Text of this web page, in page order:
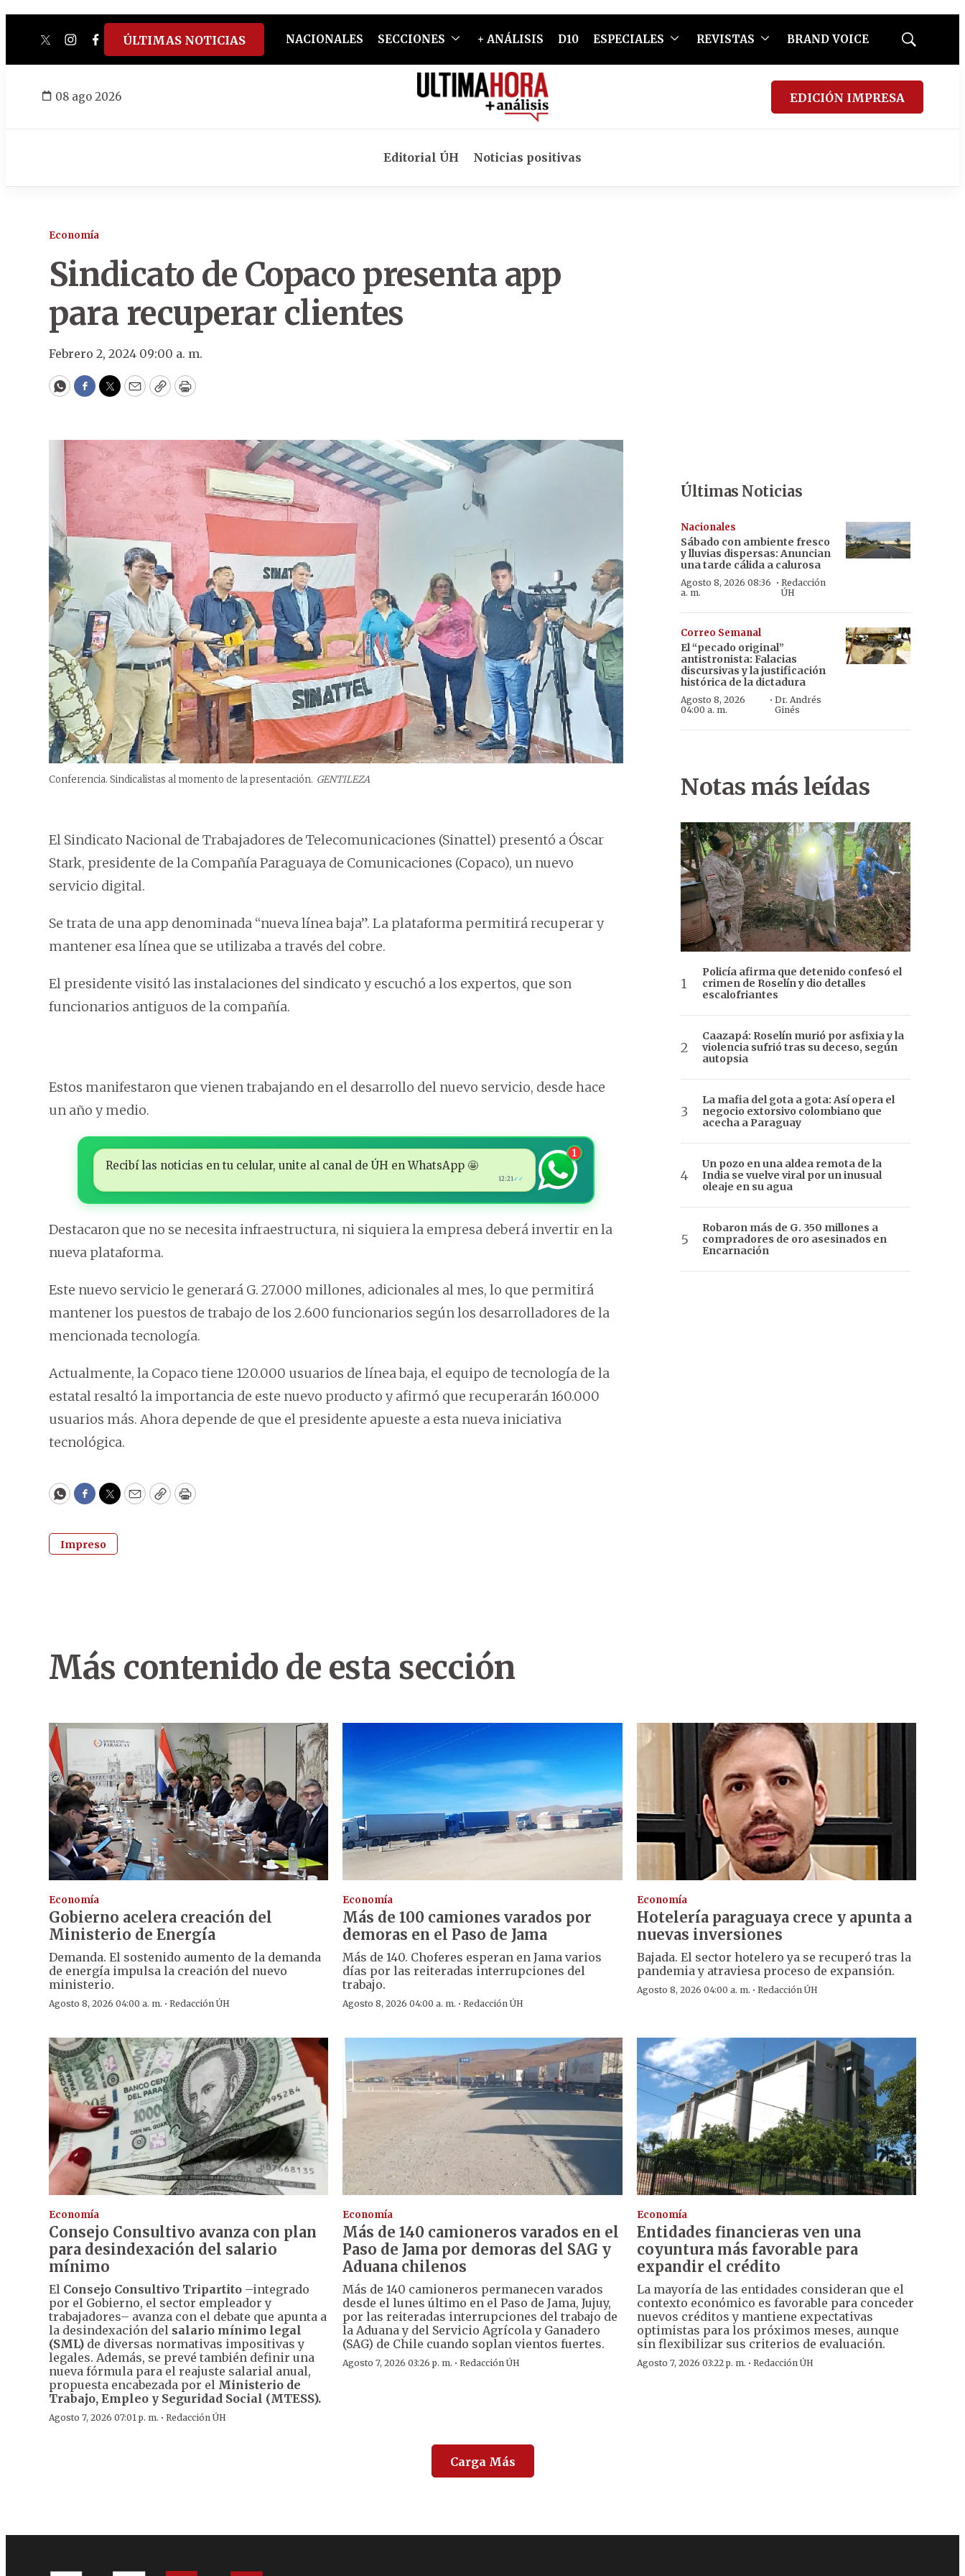
twitterinstagram
facebook
tiktokyoutube
spotify
ÚLTIMAS NOTICIAS NACIONALES SECCIONES + ANÁLISIS D10 ESPECIALES REVISTAS BRAND VOICE
Mostrar
08 ago 2026 EDICIÓN IMPRESA
Editorial ÚH Noticias positivas
Economía
Sindicato de Copaco presenta app
para recuperar clientes
Febrero 2, 2024 09:00 a. m.
WhatsApp
Facebook
Twitter
EmailCopyPrint
Conferencia. Sindicalistas al momento de la presentación. GENTILEZA
El Sindicato Nacional de Trabajadores de Telecomunicaciones (Sinattel) presentó a Óscar
Stark, presidente de la Compañía Paraguaya de Comunicaciones (Copaco), un nuevo
servicio digital.
Se trata de una app denominada “nueva línea baja”. La plataforma permitirá recuperar y
mantener esa línea que se utilizaba a través del cobre.
El presidente visitó las instalaciones del sindicato y escuchó a los expertos, que son
funcionarios antiguos de la compañía.
Estos manifestaron que vienen trabajando en el desarrollo del nuevo servicio, desde hace
un año y medio.
Recibí las noticias en tu celular, unite al canal de ÚH en WhatsApp 🤩
12:21✓✓
1
Destacaron que no se necesita infraestructura, ni siquiera la empresa deberá invertir en la
nueva plataforma.
Este nuevo servicio le generará G. 27.000 millones, adicionales al mes, lo que permitirá
mantener los puestos de trabajo de los 2.600 funcionarios según los desarrolladores de la
mencionada tecnología.
Actualmente, la Copaco tiene 120.000 usuarios de línea baja, el equipo de tecnología de la
estatal resaltó la importancia de este nuevo producto y afirmó que recuperarán 160.000
usuarios más. Ahora depende de que el presidente apueste a esta nueva iniciativa
tecnológica.
WhatsApp
Facebook
Twitter
EmailCopyPrint
Impreso
Últimas Noticias
Nacionales
Sábado con ambiente fresco
y lluvias dispersas: Anuncian
una tarde cálida a calurosa
Agosto 8, 2026 08:36
a. m.
·Redacción
ÚH
Correo Semanal
El “pecado original”
antistronista: Falacias
discursivas y la justificación
histórica de la dictadura
Agosto 8, 2026
04:00 a. m.
·Dr. Andrés
Ginés
Notas más leídas
Policía afirma que detenido confesó el
crimen de Roselín y dio detalles
escalofriantes
Caazapá: Roselín murió por asfixia y la
violencia sufrió tras su deceso, según
autopsia
La mafia del gota a gota: Así opera el
negocio extorsivo colombiano que
acecha a Paraguay
Un pozo en una aldea remota de la
India se vuelve viral por un inusual
oleaje en su agua
Robaron más de G. 350 millones a
compradores de oro asesinados en
Encarnación
Más contenido de esta sección
Economía
Gobierno acelera creación del
Ministerio de Energía
Demanda. El sostenido aumento de la demanda
de energía impulsa la creación del nuevo
ministerio.
Agosto 8, 2026 04:00 a. m. · Redacción ÚH
Economía
Más de 100 camiones varados por
demoras en el Paso de Jama
Más de 140. Choferes esperan en Jama varios
días por las reiteradas interrupciones del
trabajo.
Agosto 8, 2026 04:00 a. m. ·Redacción ÚH
Economía
Hotelería paraguaya crece y apunta a
nuevas inversiones
Bajada. El sector hotelero ya se recuperó tras la
pandemia y atraviesa proceso de expansión.
Agosto 8, 2026 04:00 a. m. · Redacción ÚH
Economía
Consejo Consultivo avanza con plan
para desindexación del salario
mínimo
El Consejo Consultivo Tripartito –integrado
por el Gobierno, el sector empleador y
trabajadores– avanza con el debate que apunta a
la desindexación del salario mínimo legal
(SML) de diversas normativas impositivas y
legales. Además, se prevé también definir una
nueva fórmula para el reajuste salarial anual,
propuesta encabezada por el Ministerio de
Trabajo, Empleo y Seguridad Social (MTESS).
Agosto 7, 2026 07:01 p. m. · Redacción ÚH
Economía
Más de 140 camioneros varados en el
Paso de Jama por demoras del SAG y
Aduana chilenos
Más de 140 camioneros permanecen varados
desde el lunes último en el Paso de Jama, Jujuy,
por las reiteradas interrupciones del trabajo de
la Aduana y del Servicio Agrícola y Ganadero
(SAG) de Chile cuando soplan vientos fuertes.
Agosto 7, 2026 03:26 p. m. ·Redacción ÚH
Economía
Entidades financieras ven una
coyuntura más favorable para
expandir el crédito
La mayoría de las entidades consideran que el
contexto económico es favorable para conceder
nuevos créditos y mantiene expectativas
optimistas para los próximos meses, aunque
sin flexibilizar sus criterios de evaluación.
Agosto 7, 2026 03:22 p. m. · Redacción ÚH
Carga Más